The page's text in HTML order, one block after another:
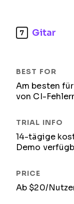
7 Gitar
Am besten
von CI-
14-tägige
Demo
Ab $20/